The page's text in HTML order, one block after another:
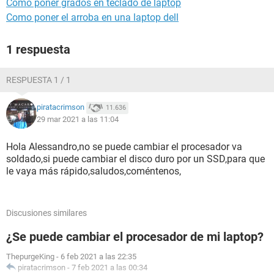
Como poner grados en teclado de laptop
Como poner el arroba en una laptop dell
1 respuesta
RESPUESTA 1 / 1
piratacrimson 11.636
29 mar 2021 a las 11:04
Hola Alessandro,no se puede cambiar el procesador va
soldado,si puede cambiar el disco duro por un SSD,para que
le vaya más rápido,saludos,coméntenos,
Discusiones similares
¿Se puede cambiar el procesador de mi laptop?
ThepurgeKing - 6 feb 2021 a las 22:35
piratacrimson - 7 feb 2021 a las 00:34